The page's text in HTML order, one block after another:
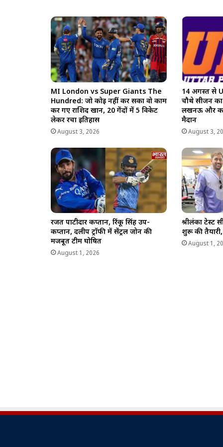
MI London vs Super Giants The
Hundred: जो कोई नहीं कर सका वो काम
कर गए राशिद खान, 20 गेंदों में 5 विकेट
लेकर रचा इतिहास
August 3, 2026
14 अगस्त से
चौथे सीजन
लखनऊ और
मैदान
August 3,
रजत पाटीदार कप्तान, रिंकू सिंह उप-
कप्तान, दलीप ट्रॉफी में सेंट्रल जोन की
मजबूत टीम घोषित
August 1, 2026
श्रीलंका टेस्ट
शुरू की
August 1,